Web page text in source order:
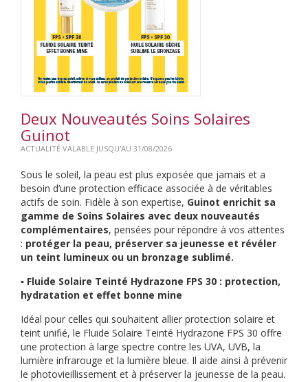
Deux Nouveautés Soins Solaires
Guinot
ACTUALITÉ VALABLE JUSQU'AU 31/08/2026
Sous le soleil, la peau est plus exposée que jamais et a
besoin d’une protection efficace associée à de véritables
actifs de soin. Fidèle à son expertise, Guinot enrichit sa
gamme de Soins Solaires avec deux nouveautés
complémentaires, pensées pour répondre à vos attentes
: protéger la peau, préserver sa jeunesse et révéler
un teint lumineux ou un bronzage sublimé.
▪️ Fluide Solaire Teinté Hydrazone FPS 30 : protection,
hydratation et effet bonne mine
Idéal pour celles qui souhaitent allier protection solaire et
teint unifié, le Fluide Solaire Teinté Hydrazone FPS 30 offre
une protection à large spectre contre les UVA, UVB, la
lumière infrarouge et la lumière bleue. Il aide ainsi à prévenir
le photovieillissement et à préserver la jeunesse de la peau.